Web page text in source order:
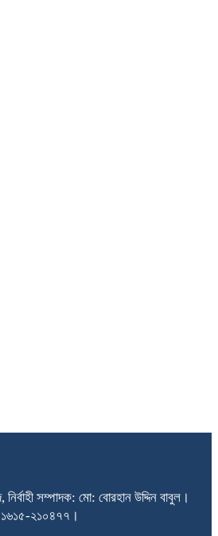
সম্পাদক: মো: বোরহান উদ্দিন বাবুল।
০১৬১৫-২১০৪৭৭।